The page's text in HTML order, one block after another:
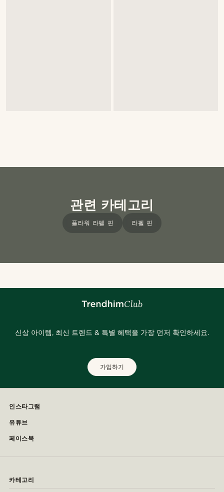
관련 카테고리
플라워 라펠 핀 라펠 핀
신상 아이템, 최신 트렌드 & 특별 혜택을 가장 먼저 확인하세요.
가입하기
인스타그램
유튜브
페이스북
카테고리